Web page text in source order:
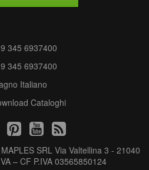
345 6937400
345 6937400
Italiano
Cataloghi
SRL Via Valtellina 3 - 21040
– CF P.IVA 03565850124